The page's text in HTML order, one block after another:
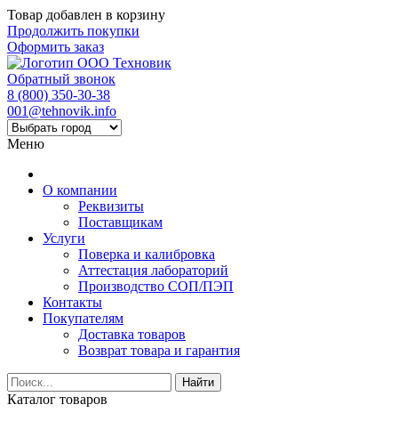
Товар добавлен в корзину
Продолжить покупки
Оформить заказ
Обратный звонок
8 (800) 350-30-38
001@tehnovik.info
Меню
О компании
Реквизиты
Поставщикам
Услуги
Поверка и калибровка
Аттестация лабораторий
Производство СОП/ПЭП
Контакты
Покупателям
Доставка товаров
Возврат товара и гарантия
Найти
Каталог товаров